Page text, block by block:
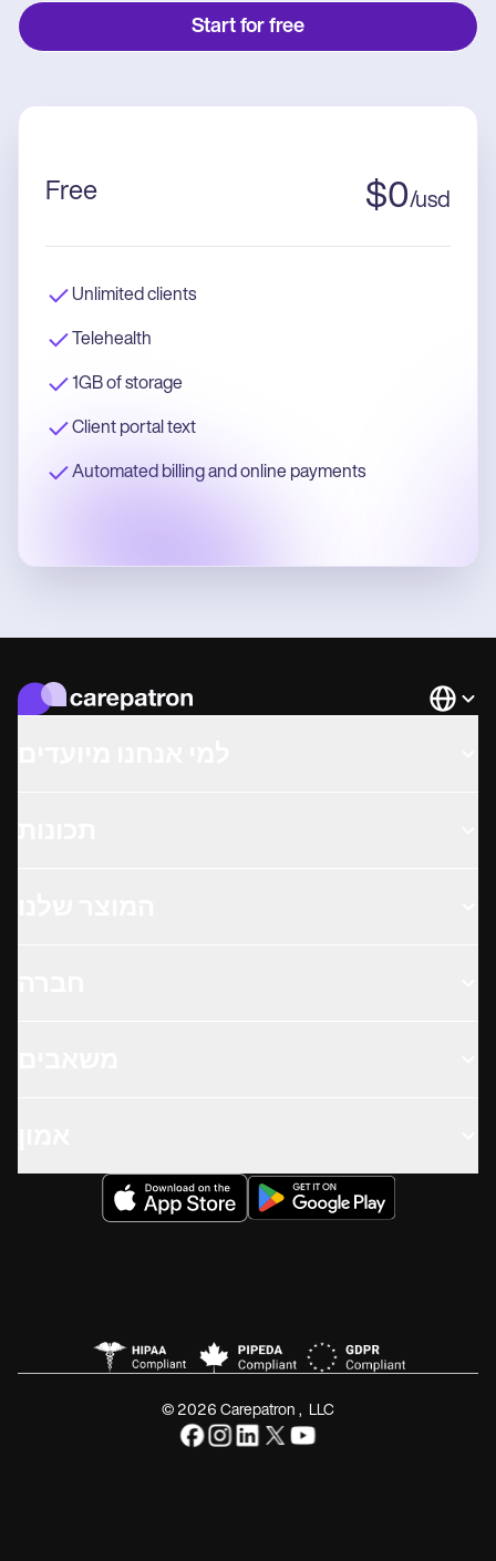
Start for free
Free $0/usd
Unlimited clients
Telehealth
1GB of storage
Client portal text
Automated billing and online payments
© 2026 Carepatron, LLC